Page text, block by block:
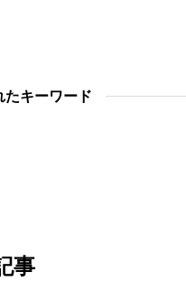
キーワード
事